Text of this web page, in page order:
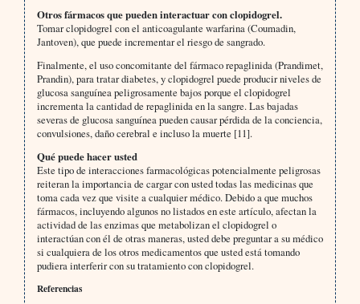
Otros fármacos que pueden interactuar con clopidogrel.
Tomar clopidogrel con el anticoagulante warfarina (Coumadin,
Jantoven), que puede incrementar el riesgo de sangrado.
Finalmente, el uso concomitante del fármaco repaglinida (Prandimet,
Prandin), para tratar diabetes, y clopidogrel puede producir niveles de
glucosa sanguínea peligrosamente bajos porque el clopidogrel
incrementa la cantidad de repaglinida en la sangre. Las bajadas
severas de glucosa sanguínea pueden causar pérdida de la conciencia,
convulsiones, daño cerebral e incluso la muerte [11].
Qué puede hacer usted
Este tipo de interacciones farmacológicas potencialmente peligrosas
reiteran la importancia de cargar con usted todas las medicinas que
toma cada vez que visite a cualquier médico. Debido a que muchos
fármacos, incluyendo algunos no listados en este artículo, afectan la
actividad de las enzimas que metabolizan el clopidogrel o
interactúan con él de otras maneras, usted debe preguntar a su médico
si cualquiera de los otros medicamentos que usted está tomando
pudiera interferir con su tratamiento con clopidogrel.
Referencias